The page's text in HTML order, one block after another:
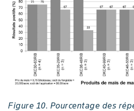
Figure 10. Pourcentage des